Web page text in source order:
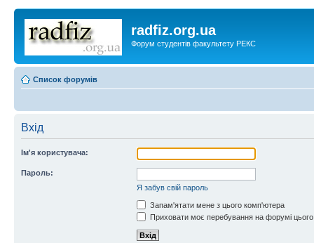
radfiz.org.ua
Форум студентів факультету РЕКС
Список форумів
Вхід
Ім'я користувача:
Пароль:
Я забув свій пароль
Запам'ятати мене з цього комп'ютера
Приховати моє перебування на форумі